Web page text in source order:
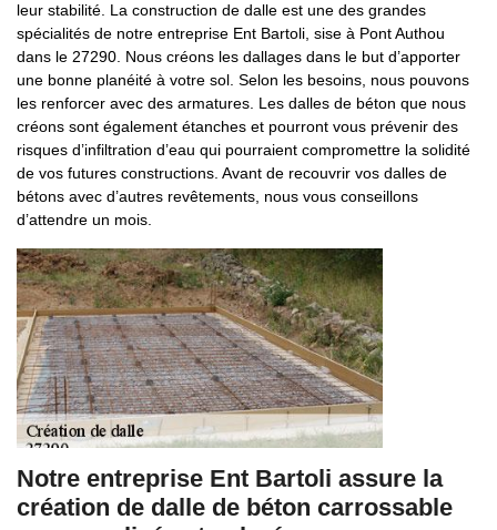
leur stabilité. La construction de dalle est une des grandes
spécialités de notre entreprise Ent Bartoli, sise à Pont Authou
dans le 27290. Nous créons les dallages dans le but d’apporter
une bonne planéité à votre sol. Selon les besoins, nous pouvons
les renforcer avec des armatures. Les dalles de béton que nous
créons sont également étanches et pourront vous prévenir des
risques d’infiltration d’eau qui pourraient compromettre la solidité
de vos futures constructions. Avant de recouvrir vos dalles de
bétons avec d’autres revêtements, nous vous conseillons
d’attendre un mois.
Notre entreprise Ent Bartoli assure la
création de dalle de béton carrossable